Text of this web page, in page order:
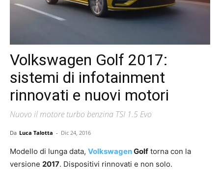
Volkswagen Golf 2017:
sistemi di infotainment
rinnovati e nuovi motori
Nuovo il motore turbo benzina TSI 1.5 Evo
Da Luca Talotta - Dic 24, 2016
Modello di lunga data, VolkswagenGolf torna con la
versione 2017. Dispositivi rinnovati e non solo.